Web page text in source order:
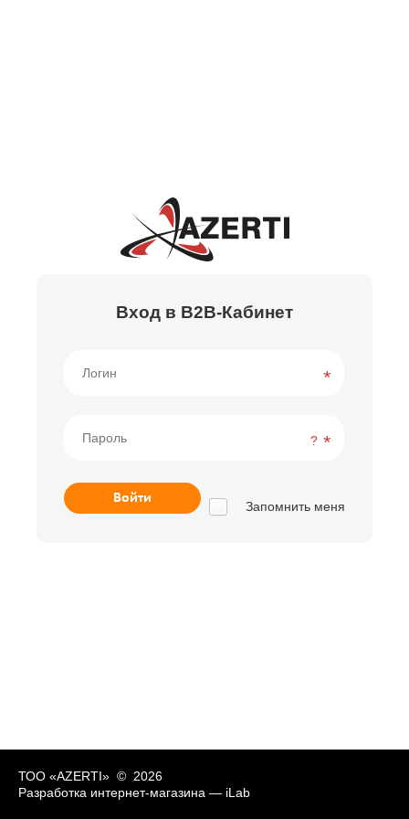
Вход в B2B-Кабинет
?
Запомнить меня
ТОО «AZERTI» © 2026
Разработка интернет-магазина — iLab